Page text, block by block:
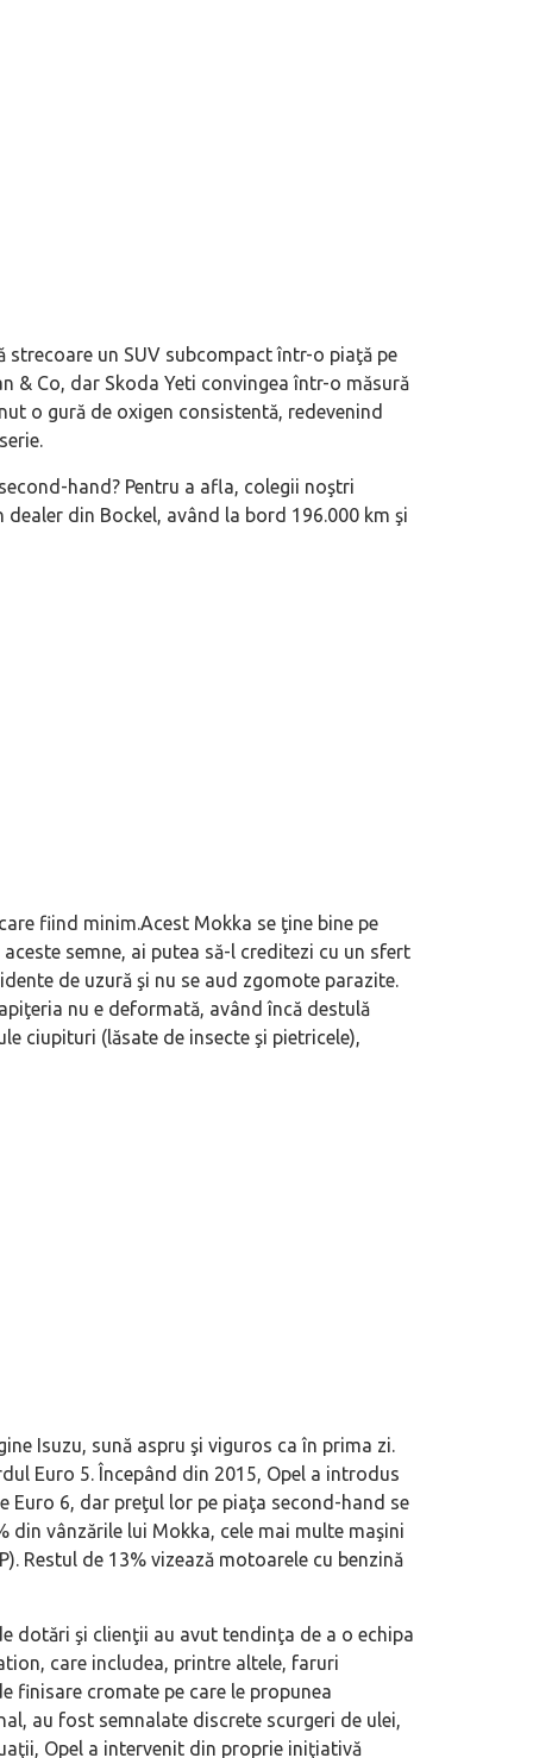
strecoare un SUV subcompact într-o piaţă pe
& Co, dar Skoda Yeti convingea într-o măsură
o gură de oxigen consistentă, redevenind
hand? Pentru a afla, colegii noştri
din Bockel, având la bord 196.000 km şi
fiind minim.Acest Mokka se ţine bine pe
semne, ai putea să-l creditezi cu un sfert
de uzură şi nu se aud zgomote parazite.
nu e deformată, având încă destulă
ciupituri (lăsate de insecte şi pietricele),
Isuzu, sună aspru şi viguros ca în prima zi.
Euro 5. Începând din 2015, Opel a introdus
6, dar preţul lor pe piaţa second-hand se
din vânzările lui Mokka, cele mai multe maşini
Restul de 13% vizează motoarele cu benzină
dotări şi clienţii au avut tendinţa de a o echipa
care includea, printre altele, faruri
finisare cromate pe care le propunea
au fost semnalate discrete scurgeri de ulei,
Opel a intervenit din proprie iniţiativă